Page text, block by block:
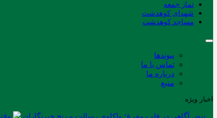
نماز جمعه
شهدای کوهدشت
مساجد کوهدشت
پیوندها
تماس با ما
درباره ما
منبع
اخبار ویژه
نبض آگاهی در قلب مفرغ؛ واکاوی رسالت و رنج خبرنگاران